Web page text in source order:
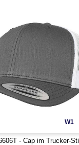
W1
- Cap im Trucker-Stil